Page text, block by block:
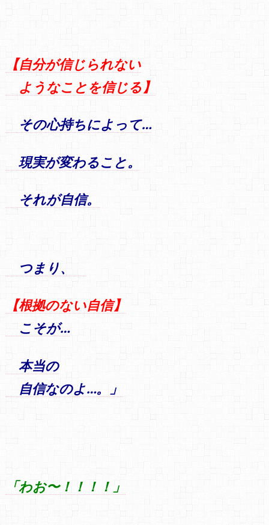
【自分が信じられない
ようなことを信じる】
その心持ちによって…
現実が変わること。
それが自信。
つまり、
【根拠のない自信】
こそが…
本当の
自信なのよ…。」
「わお〜！！！！」